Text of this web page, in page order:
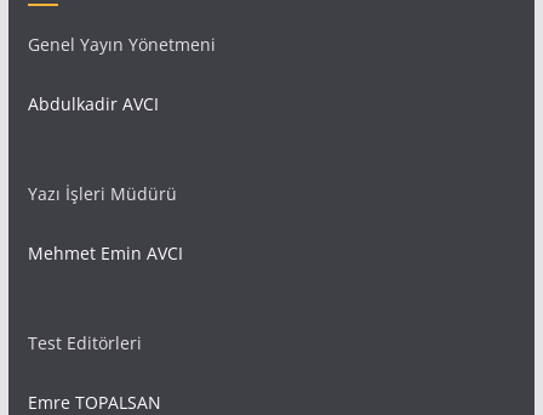
Genel Yayın Yönetmeni
Abdulkadir AVCI
Yazı İşleri Müdürü
Mehmet Emin AVCI
Test Editörleri
Emre TOPALSAN